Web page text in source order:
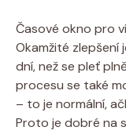
Časové okno pro
⁣Okamžité zlepšení
dní, než‍ se pleť
procesu⁣ se také
‌– to⁢ je normální,
Proto je dobré‌ na